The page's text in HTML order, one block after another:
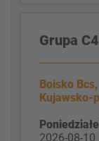
Grupa
Boisko
Kujawsko-
2026-08-10